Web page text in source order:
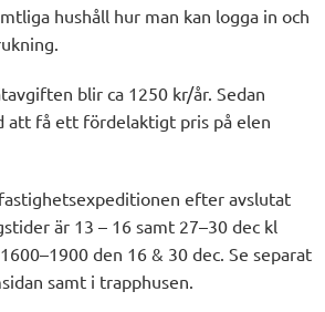
hushåll hur man kan logga in och
blir ca 1250 kr/år. Sedan
att få ett fördelaktigt pris på elen
efter avslutat
är 13 – 16 samt 27–30 dec kl
den 16 & 30 dec. Se separat
samt i trapphusen.